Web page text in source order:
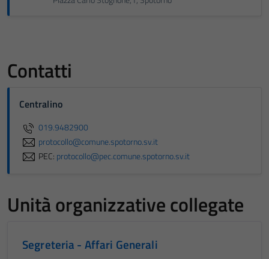
Contatti
Centralino
019.9482900
protocollo@comune.spotorno.sv.it
PEC: protocollo@pec.comune.spotorno.sv.it
Unità organizzative collegate
Segreteria - Affari Generali